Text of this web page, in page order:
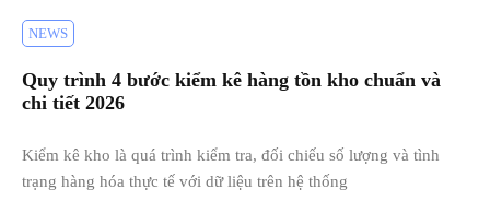
NEWS
Quy trình 4 bước kiểm kê hàng tồn kho chuẩn và
chi tiết 2026
Kiểm kê kho là quá trình kiểm tra, đối chiếu số lượng và tình
trạng hàng hóa thực tế với dữ liệu trên hệ thống